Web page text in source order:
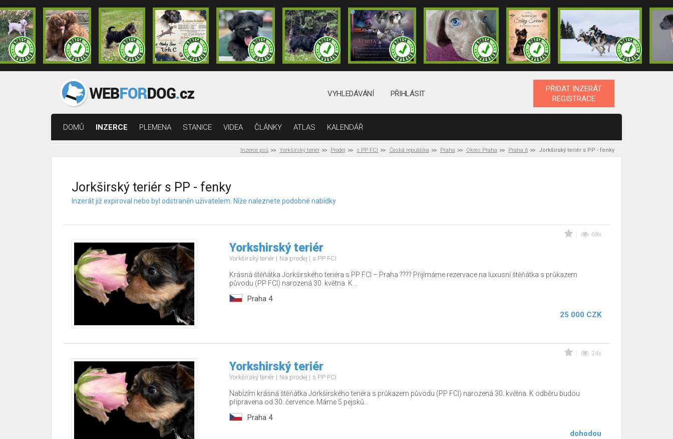
VYHLEDÁVÁNÍ PŘIHLÁSIT
PŘIDAT INZERÁT
REGISTRACE
DOMŮ INZERCE PLEMENA STANICE VIDEA ČLÁNKY ATLAS KALENDÁŘ
Inzerce psů Yorkšírský teriér Prodej s PP FCI Česká republika Praha Okres Praha Praha 6 Jorkširský teriér s PP - fenky
Jorkširský teriér s PP - fenky
Inzerát již expiroval nebo byl odstraněn uživatelem. Níže naleznete podobné nabídky
68x
Yorkshirský teriér
Yorkšírský teriér Na prodej s PP FCI
Krásná štěňátka Jorkširského teriéra s PP FCI – Praha ???? Přijímáme rezervace na luxusní štěňátka s průkazem
původu (PP FCI) narozená 30. května. K ...
Praha 4
25 000 CZK
24x
Yorkshirský teriér
Yorkšírský teriér Na prodej s PP FCI
Nabízím krásná štěňátka Jorkširského teriéra s průkazem původu (PP FCI) narozená 30. května. K odběru budou
připravena od 30. července. Máme 5 pejsků...
Praha 4
dohodou